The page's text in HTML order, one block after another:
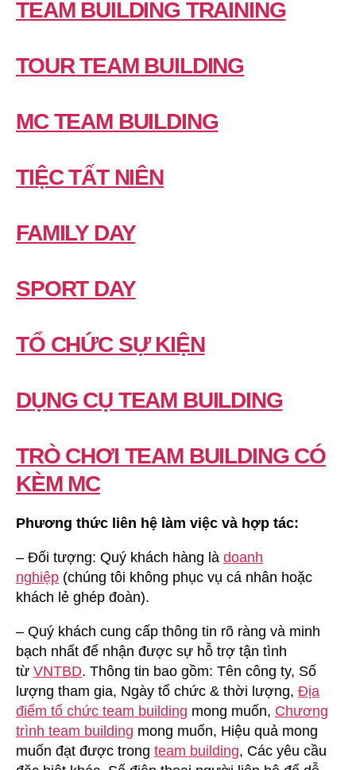
TEAM BUILDING TRAINING
TOUR TEAM BUILDING
MC TEAM BUILDING
TIỆC TẤT NIÊN
FAMILY DAY
SPORT DAY
TỔ CHỨC SỰ KIỆN
DỤNG CỤ TEAM BUILDING
TRÒ CHƠI TEAM BUILDING CÓ
KÈM MC
Phương thức liên hệ làm việc và hợp tác:
– Đối tượng: Quý khách hàng là doanh
nghiệp (chúng tôi không phục vụ cá nhân hoặc
khách lẻ ghép đoàn).
– Quý khách cung cấp thông tin rõ ràng và minh
bạch nhất để nhận được sự hỗ trợ tận tình
từ VNTBD. Thông tin bao gồm: Tên công ty, Số
lượng tham gia, Ngày tổ chức & thời lượng, Địa
điểm tổ chức team building mong muốn, Chương
trình team building mong muốn, Hiệu quả mong
muốn đạt được trong team building, Các yêu cầu